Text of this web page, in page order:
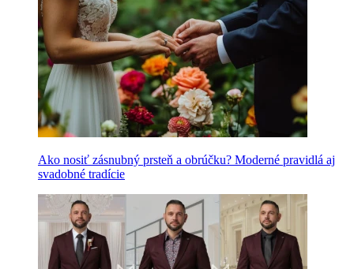
Ako nosiť zásnubný prsteň a obrúčku? Moderné pravidlá aj
svadobné tradície